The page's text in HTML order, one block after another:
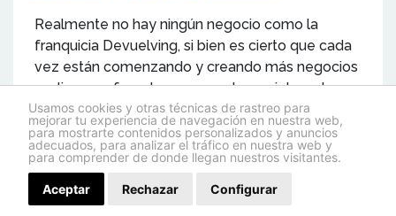
Usamos cookies y otras técnicas de rastreo para
mejorar tu experiencia de navegación en nuestra web,
para mostrarte contenidos personalizados y anuncios
adecuados, para analizar el tráfico en nuestra web y
para comprender de donde llegan nuestros visitantes.
Aceptar Rechazar Configurar
Realmente no hay ningún negocio como la
franquicia Devuelving, si bien es cierto que cada
vez están comenzando y creando más negocios
on-line o enfocados a mercados en internet o
con bajos costes, realmente no existe ningún
modelo que ofrezca lo que ofrece Devuelving.
Devuelving da la posibilidad al franquiciado de
tener un centro comercial online con 11.000
productos y con un soporte continuo de la